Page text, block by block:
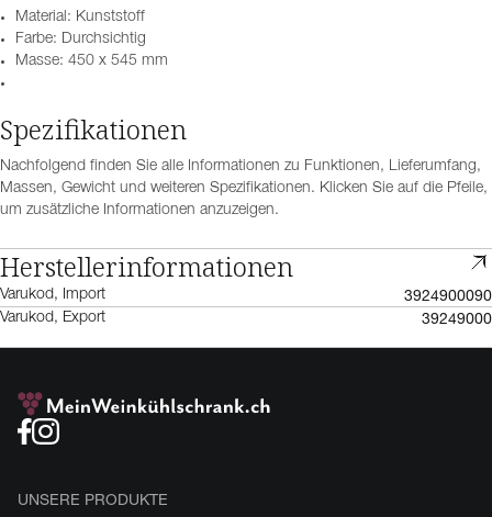
Material: Kunststoff
Farbe: Durchsichtig
Masse: 450 x 545 mm
Spezifikationen
Nachfolgend finden Sie alle Informationen zu Funktionen, Lieferumfang,
Massen, Gewicht und weiteren Spezifikationen. Klicken Sie auf die Pfeile,
um zusätzliche Informationen anzuzeigen.
Herstellerinformationen
Varukod, Import 3924900090
Varukod, Export 39249000
UNSERE PRODUKTE